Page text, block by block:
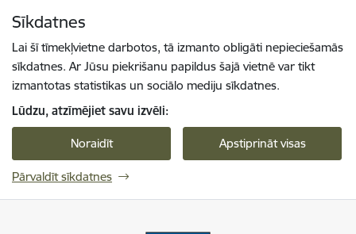
Sīkdatnes
Lai šī tīmekļvietne darbotos, tā izmanto obligāti nepieciešamās
sīkdatnes. Ar Jūsu piekrišanu papildus šajā vietnē var tikt
izmantotas statistikas un sociālo mediju sīkdatnes.
Lūdzu, atzīmējiet savu izvēli:
Noraidīt Apstiprināt visas
Pārvaldīt sīkdatnes